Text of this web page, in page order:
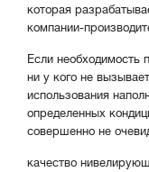
которая
компании-
Если необходимость
ни у кого не
использования
определенных
совершенно не
качество